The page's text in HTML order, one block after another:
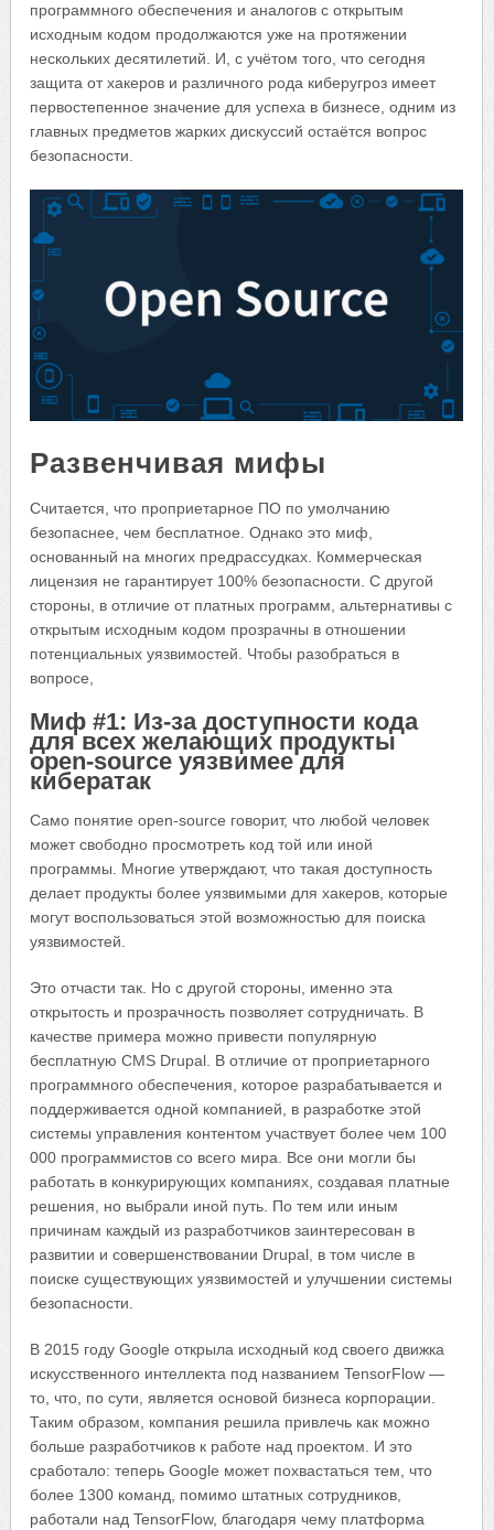
программного обеспечения и аналогов с открытым
исходным кодом продолжаются уже на протяжении
нескольких десятилетий. И, с учётом того, что сегодня
защита от хакеров и различного рода киберугроз имеет
первостепенное значение для успеха в бизнесе, одним из
главных предметов жарких дискуссий остаётся вопрос
безопасности.
Развенчивая мифы
Считается, что проприетарное ПО по умолчанию
безопаснее, чем бесплатное. Однако это миф,
основанный на многих предрассудках. Коммерческая
лицензия не гарантирует 100% безопасности. С другой
стороны, в отличие от платных программ, альтернативы с
открытым исходным кодом прозрачны в отношении
потенциальных уязвимостей. Чтобы разобраться в
вопросе,
Миф #1: Из-за доступности кода
для всех желающих продукты
open-source уязвимее для
кибератак
Само понятие open-source говорит, что любой человек
может свободно просмотреть код той или иной
программы. Многие утверждают, что такая доступность
делает продукты более уязвимыми для хакеров, которые
могут воспользоваться этой возможностью для поиска
уязвимостей.
Это отчасти так. Но с другой стороны, именно эта
открытость и прозрачность позволяет сотрудничать. В
качестве примера можно привести популярную
бесплатную CMS Drupal. В отличие от проприетарного
программного обеспечения, которое разрабатывается и
поддерживается одной компанией, в разработке этой
системы управления контентом участвует более чем 100
000 программистов со всего мира. Все они могли бы
работать в конкурирующих компаниях, создавая платные
решения, но выбрали иной путь. По тем или иным
причинам каждый из разработчиков заинтересован в
развитии и совершенствовании Drupal, в том числе в
поиске существующих уязвимостей и улучшении системы
безопасности.
В 2015 году Google открыла исходный код своего движка
искусственного интеллекта под названием TensorFlow —
то, что, по сути, является основой бизнеса корпорации.
Таким образом, компания решила привлечь как можно
больше разработчиков к работе над проектом. И это
сработало: теперь Google может похвастаться тем, что
более 1300 команд, помимо штатных сотрудников,
работали над TensorFlow, благодаря чему платформа